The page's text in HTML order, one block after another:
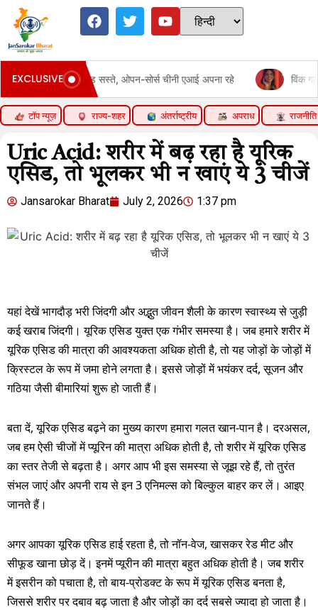
EXCLUSIVE
मॉडल छोड़ सस्ते, ओपन-सोर्स चीनी एआई अपना रहे विंक गर्ल प्रिया
टॉप न्यूज़ राज्य-शहर अंतर्राष्ट्रीय अपराध राजनीति
Uric Acid: शरीर में बढ़ रहा है यूरिक
एसिड, तो भूलकर भी न खाएं ये 3 चीजें
Jansarokar Bharat July 2, 2026 1:37 pm
यहां देखें भागदौड़ भरी जिंदगी और अद्भुत जीवन शैली के कारण स्वास्थ्य से जुड़ी
कई खराब जिंदगी। यूरिक एसिड युक्त एक गंभीर समस्या है। जब हमारे शरीर में
यूरिक एसिड की मात्रा की आवश्यकता अधिक होती है, तो यह जोड़ों के जोड़ों में
क्रिस्टल के रूप में जमा होने लगता है। इससे जोड़ों में भयंकर दर्द, सूजन और
गठिया जैसी बीमारियां शुरू हो जाती हैं।
बता दें, यूरिक एसिड बढ़ने का मुख्य कारण हमारा गलत खान-पान है। दरअसल,
जब हम ऐसी चीजों में प्यूरिन की मात्रा अधिक होती है, तो शरीर में यूरिक एसिड
का स्तर तेजी से बढ़ता है। अगर आप भी इस समस्या से जूझ रहे हैं, तो तुरंत
संभल जाएं और अपनी राय से इन 3 एनिमल्स को बिल्कुल बाहर कर लें। आइए
जानते हैं।
अगर आपका यूरिक एसिड हाई रहता है, तो नॉन-वेज, खासकर रेड मीट और
सीफूड खाना छोड़ दें। इनमें प्यूरीन की मात्रा बहुत अधिक होती है। जब शरीर
में इसरीन को पचाता है, तो बाय-प्रोडक्ट के रूप में यूरिक एसिड बनता है,
जिससे शरीर पर दबाव बढ़ जाता है और जोड़ों का दर्द सबसे ज्यादा हो जाता है।